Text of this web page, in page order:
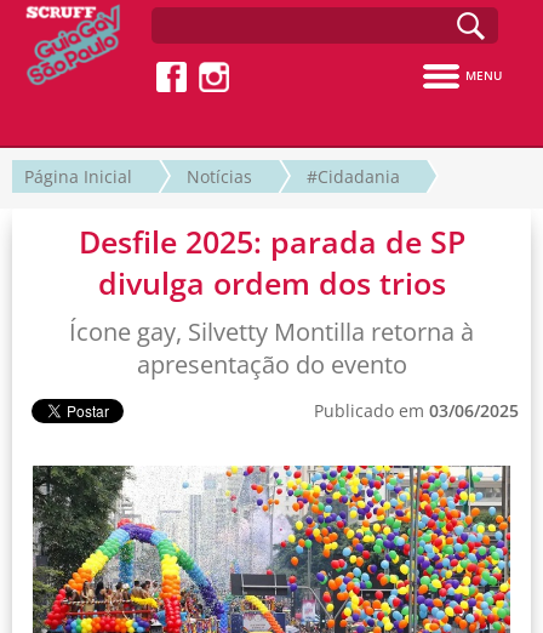
MENU
Página Inicial Notícias #Cidadania
Desfile 2025: parada de SP
divulga ordem dos trios
Ícone gay, Silvetty Montilla retorna à
apresentação do evento
Publicado em 03/06/2025